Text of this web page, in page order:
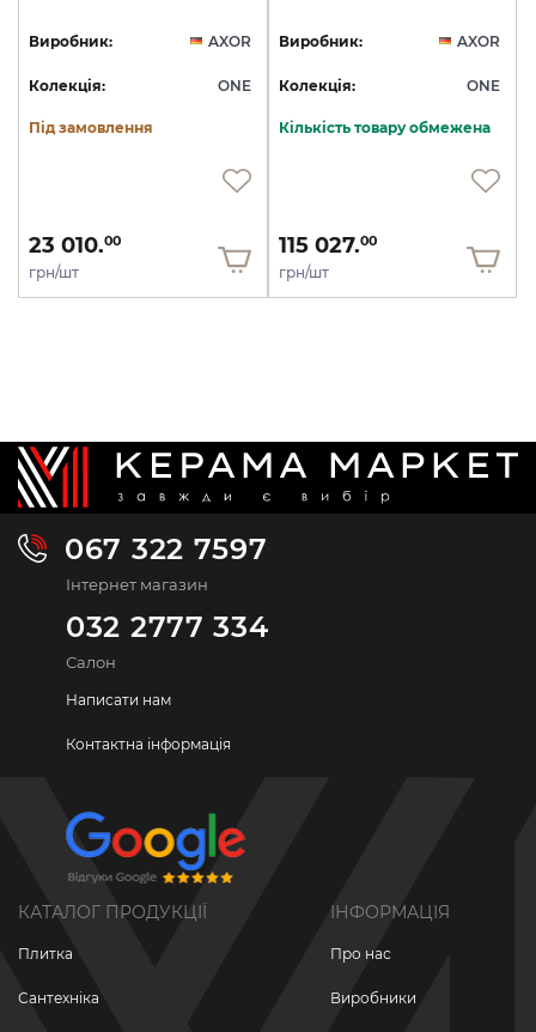
Виробник: AXOR
Колекція: ONE
Під замовлення
23 010.00
грн/шт
Виробник: AXOR
Колекція: ONE
Кількість товару обмежена
115 027.00
грн/шт
067 322 7597
Інтернет магазин
032 2777 334
Салон
Написати нам
Контактна інформація
КАТАЛОГ ПРОДУКЦІЇ
Плитка
Сантехніка
ІНФОРМАЦІЯ
Про нас
Виробники